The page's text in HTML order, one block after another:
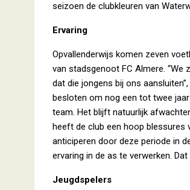
seizoen de clubkleuren van
Ervaring
Opvallenderwijs komen zeven
van stadsgenoot FC Almere. “We
dat die jongens bij ons
besloten om nog een tot twee
team. Het blijft natuurlijk
heeft de club een hoop blessures
anticiperen door deze periode in
ervaring in de as te verwerken.
Jeugdspelers